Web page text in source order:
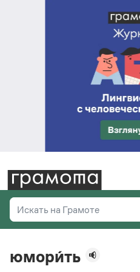
Искать на Грамоте
Справочная служба
юмори́ть